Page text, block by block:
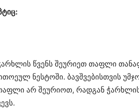
წვენს შეურიეთ თაფლი
ნესტოში. ბავშვებისთვის
არ შეურიოთ, რადგან